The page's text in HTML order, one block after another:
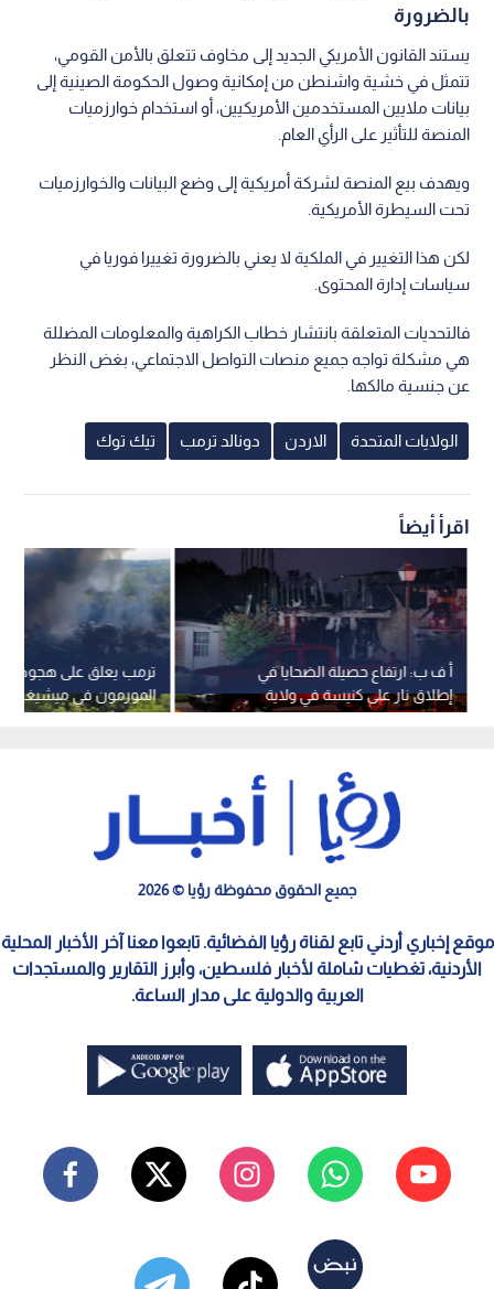
بالضرورة
يستند القانون الأمريكي الجديد إلى مخاوف تتعلق بالأمن القومي،
تتمثل في خشية واشنطن من إمكانية وصول الحكومة الصينية إلى
بيانات ملايين المستخدمين الأمريكيين، أو استخدام خوارزميات
المنصة للتأثير على الرأي العام.
ويهدف بيع المنصة لشركة أمريكية إلى وضع البيانات والخوارزميات
تحت السيطرة الأمريكية.
لكن هذا التغيير في الملكية لا يعني بالضرورة تغييرا فوريا في
سياسات إدارة المحتوى.
فالتحديات المتعلقة بانتشار خطاب الكراهية والمعلومات المضللة
هي مشكلة تواجه جميع منصات التواصل الاجتماعي، بغض النظر
عن جنسية مالكها.
الولايات المتحدة الاردن دونالد ترمب تيك توك
اقرأ أيضاً
ترمب يعلق على هجوم
المورمون في ميشيغن -
أ ف ب: ارتفاع حصيلة الضحايا في
إطلاق نار على كنيسة في ولاية
ميشيغن الأمريكية - فيديو
جميع الحقوق محفوظة رؤيا © 2026
موقع إخباري أردني تابع لقناة رؤيا الفضائية. تابعوا معنا آخر الأخبار المحلية
الأردنية، تغطيات شاملة لأخبار فلسطين، وأبرز التقارير والمستجدات
العربية والدولية على مدار الساعة.